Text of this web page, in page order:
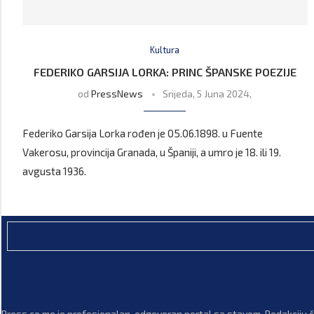
Kultura
FEDERIKO GARSIJA LORKA: PRINC ŠPANSKE POEZIJE
odPressNews Srijeda, 5 Juna 2024,
Federiko Garsija Lorka rođen je 05.06.1898. u Fuente
Vakerosu, provincija Granada, u Španiji, a umro je 18. ili 19.
avgusta 1936.